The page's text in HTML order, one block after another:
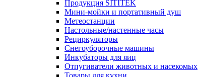
Продукция SITITEK
Мини-мойки и портативный душ
Метеостанции
Настольные/настенные часы
Рециркуляторы
Снегоуборочные машины
Инкубаторы для яиц
Отпугиватели животных и насекомых
Товары для кухни